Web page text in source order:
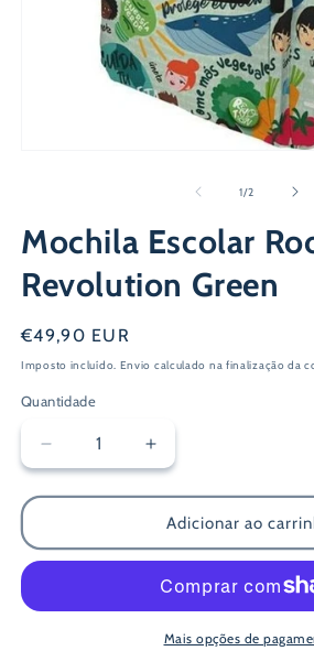
modal
1/de
2
Mochila Escolar
Revolution Green
Preço
normal
€49,90 EUR
Imposto incluído. Envio calculado na finalização da
Quantidade
Diminuir
a
quantidade
Mochila
Revolution
Aumentar
a
quantidade
de
Mochila
Roomy
Revolution
Green
Adicionar ao
Mais opções de